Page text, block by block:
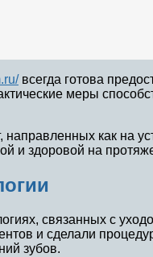
всегда готова
меры
как на
и здоровой на
связанных с
и сделали
зубов.